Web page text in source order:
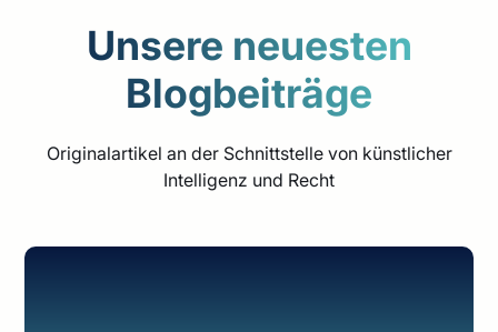
Unsere neuesten
Blogbeiträge
Originalartikel an der Schnittstelle von künstlicher
Intelligenz und Recht